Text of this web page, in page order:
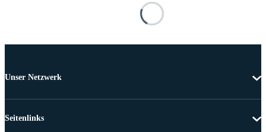
Unser Netzwerk
Seitenlinks